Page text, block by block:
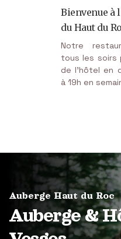
Bienvenue à
du Haut du
Notre
tous les soirs
de l'hôtel en
à 19h en
Auberge Haut du Roc
Auberge &